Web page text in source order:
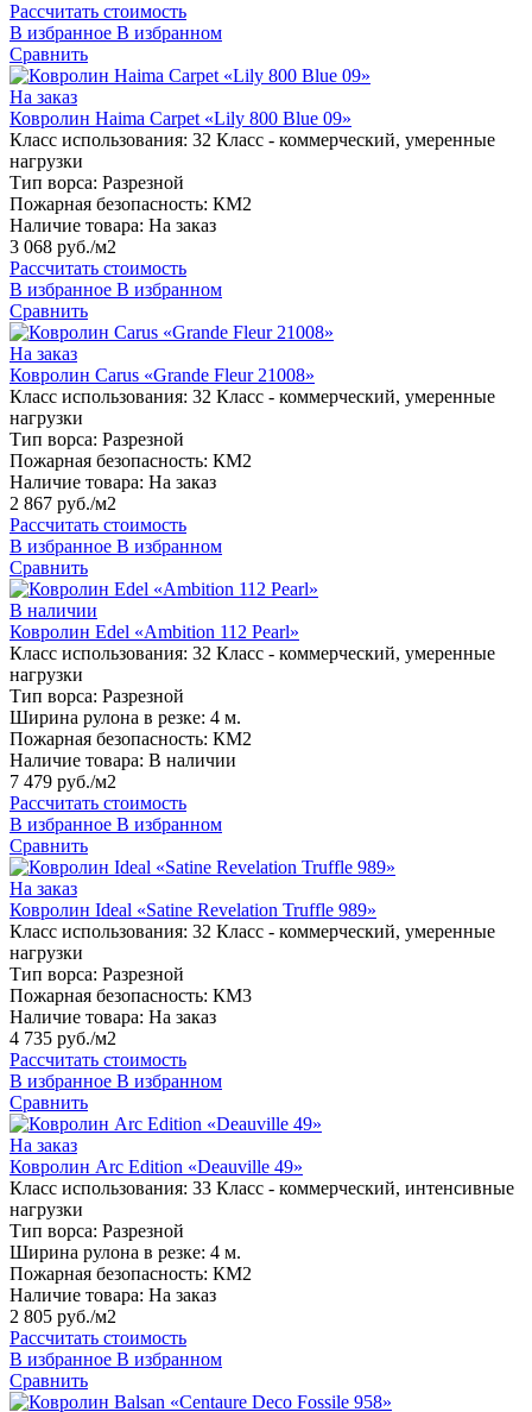
Рассчитать стоимость
В избранное В избранном
Сравнить
На заказ
Ковролин Haima Carpet «Lily 800 Blue 09»
Класс использования: 32 Класс - коммерческий, умеренные
нагрузки
Тип ворса: Разрезной
Пожарная безопасность: КМ2
Наличие товара: На заказ
3 068 руб./м2
Рассчитать стоимость
В избранное В избранном
Сравнить
На заказ
Ковролин Carus «Grande Fleur 21008»
Класс использования: 32 Класс - коммерческий, умеренные
нагрузки
Тип ворса: Разрезной
Пожарная безопасность: КМ2
Наличие товара: На заказ
2 867 руб./м2
Рассчитать стоимость
В избранное В избранном
Сравнить
В наличии
Ковролин Edel «Ambition 112 Pearl»
Класс использования: 32 Класс - коммерческий, умеренные
нагрузки
Тип ворса: Разрезной
Ширина рулона в резке: 4 м.
Пожарная безопасность: КМ2
Наличие товара: В наличии
7 479 руб./м2
Рассчитать стоимость
В избранное В избранном
Сравнить
На заказ
Ковролин Ideal «Satine Revelation Truffle 989»
Класс использования: 32 Класс - коммерческий, умеренные
нагрузки
Тип ворса: Разрезной
Пожарная безопасность: КМ3
Наличие товара: На заказ
4 735 руб./м2
Рассчитать стоимость
В избранное В избранном
Сравнить
На заказ
Ковролин Arc Edition «Deauville 49»
Класс использования: 33 Класс - коммерческий, интенсивные
нагрузки
Тип ворса: Разрезной
Ширина рулона в резке: 4 м.
Пожарная безопасность: КМ2
Наличие товара: На заказ
2 805 руб./м2
Рассчитать стоимость
В избранное В избранном
Сравнить